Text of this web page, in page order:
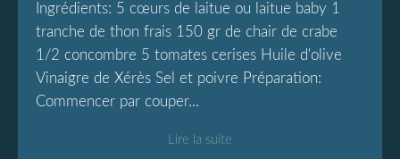
Ingrédients: 5 cœurs de laitue ou laitue baby 1
tranche de thon frais 150 gr de chair de crabe
1/2 concombre 5 tomates cerises Huile d'olive
Vinaigre de Xérès Sel et poivre Préparation:
Commencer par couper...
Lire la suite